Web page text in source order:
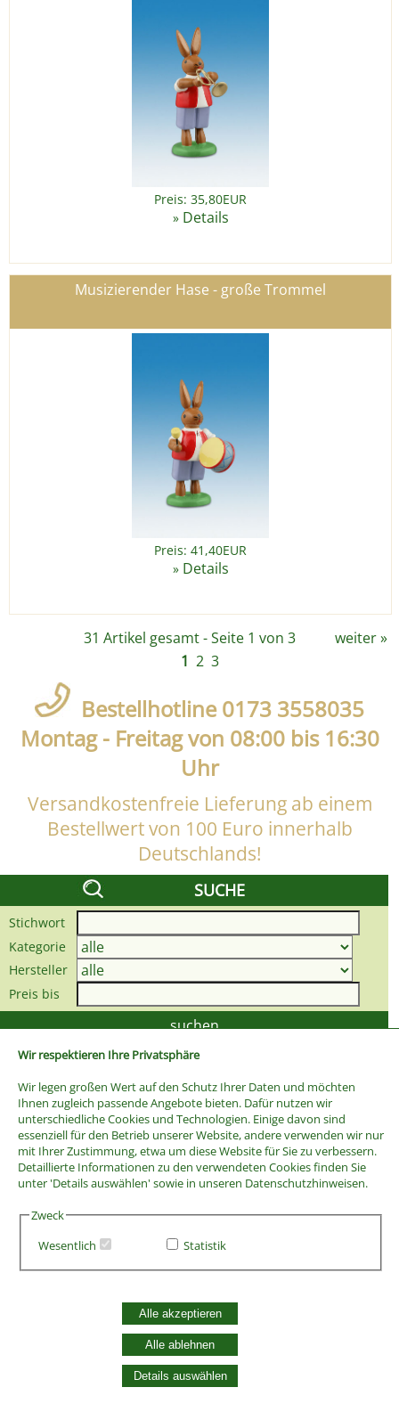
Wir respektieren Ihre Privatsphäre
Wir legen großen Wert auf den Schutz Ihrer Daten und möchten
Ihnen zugleich passende Angebote bieten. Dafür nutzen wir
unterschiedliche Cookies und Technologien. Einige davon sind
essenziell für den Betrieb unserer Website, andere verwenden wir nur
mit Ihrer Zustimmung, etwa um diese Website für Sie zu verbessern.
Detaillierte Informationen zu den verwendeten Cookies finden Sie
unter 'Details auswählen' sowie in unseren Datenschutzhinweisen.
Zweck
Wesentlich
Statistik
Alle akzeptieren
Alle ablehnen
Details auswählen
Preis: 35,80EUR
» Details
Musizierender Hase - große Trommel
Preis: 41,40EUR
» Details
31 Artikel gesamt - Seite 1 von 3 weiter»
1 2 3
Bestellhotline 0173 3558035
Montag - Freitag von 08:00 bis 16:30
Uhr
Versandkostenfreie Lieferung ab einem
Bestellwert von 100 Euro innerhalb
Deutschlands!
SUCHE
Stichwort
Kategorie
Hersteller
Preis bis
AGB
Vertrag widerrufen
Datenschutzerklärung
Zahlung und Versand
Batterieentsorgung
Widerruf Cookie-Einwilligung